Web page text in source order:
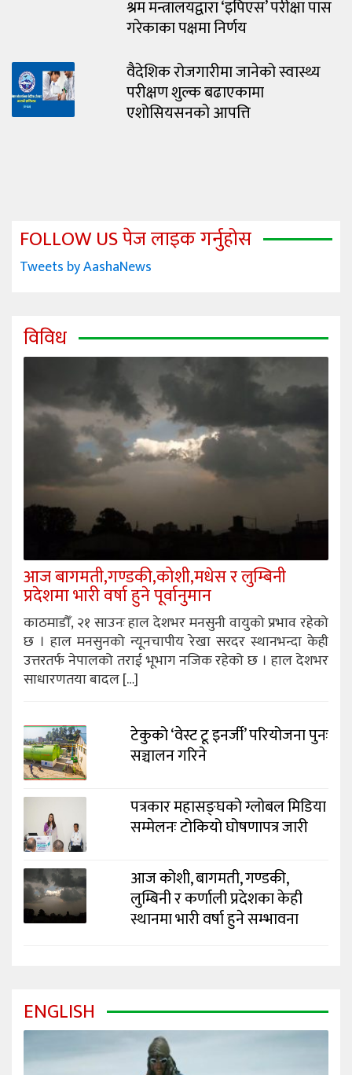
श्रम मन्त्रालयद्वारा ‘इपिएस’ परीक्षा पास
गरेकाका पक्षमा निर्णय
वैदेशिक रोजगारीमा जानेको स्वास्थ्य
परीक्षण शुल्क बढाएकामा
एशोसियसनको आपत्ति
FOLLOW US पेज लाइक गर्नुहोस
Tweets by AashaNews
विविध
आज बागमती,गण्डकी,कोशी,मधेस र लुम्बिनी
प्रदेशमा भारी वर्षा हुने पूर्वानुमान
काठमाडौँ, २१ साउनः हाल देशभर मनसुनी वायुको प्रभाव रहेको
छ । हाल मनसुनको न्यूनचापीय रेखा सरदर स्थानभन्दा केही
उत्तरतर्फ नेपालको तराई भूभाग नजिक रहेको छ । हाल देशभर
साधारणतया बादल […]
टेकुको ‘वेस्ट टू इनर्जी’ परियोजना पुनः
सञ्चालन गरिने
पत्रकार महासङ्घको ग्लोबल मिडिया
सम्मेलनः टोकियो घोषणापत्र जारी
आज कोशी, बागमती, गण्डकी,
लुम्बिनी र कर्णाली प्रदेशका केही
स्थानमा भारी वर्षा हुने सम्भावना
ENGLISH